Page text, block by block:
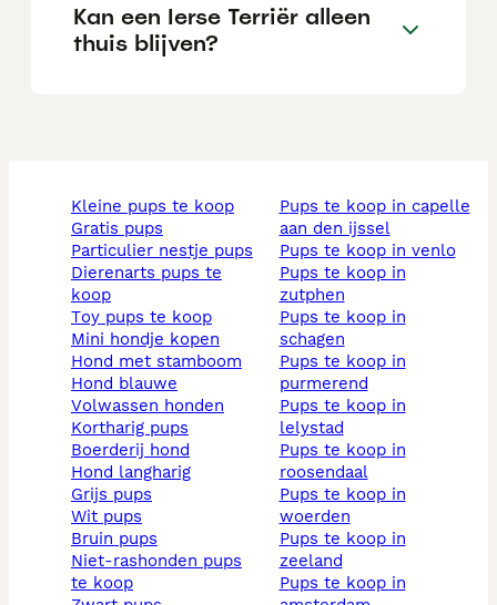
Kan een Ierse Terriër alleen
thuis blijven?
kleine pups te koop
gratis pups
particulier nestje pups
dierenarts pups te
koop
toy pups te koop
mini hondje kopen
hond met stamboom
hond blauwe
volwassen honden
kortharig pups
boerderij hond
hond langharig
grijs pups
wit pups
bruin pups
niet-rashonden pups
te koop
pups te koop in capelle
aan den ijssel
pups te koop in venlo
pups te koop in
zutphen
pups te koop in
schagen
pups te koop in
purmerend
pups te koop in
lelystad
pups te koop in
roosendaal
pups te koop in
woerden
pups te koop in
zeeland
pups te koop in